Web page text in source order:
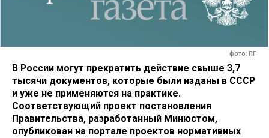
фото: ПГ
В России могут прекратить действие свыше 3,7
тысячи документов, которые были изданы в СССР
и уже не применяются на практике.
Соответствующий проект постановления
Правительства, разработанный Минюстом,
опубликован на портале проектов нормативных